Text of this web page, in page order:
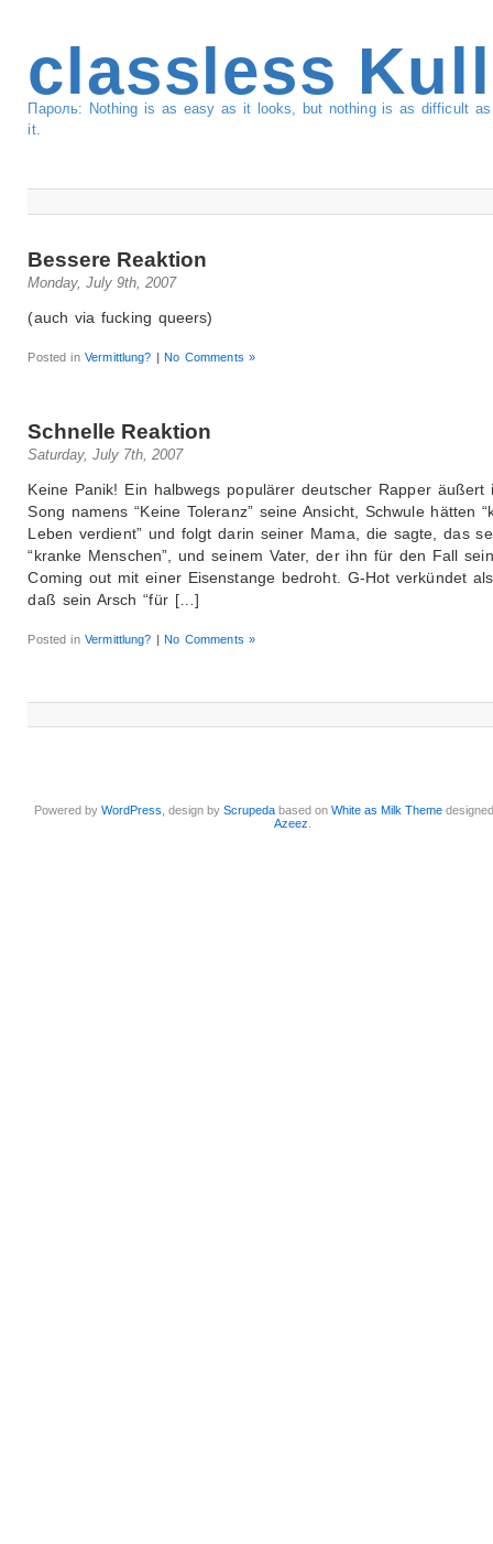
classless
Пароль: Nothing is as easy as it looks, but nothing is as difficult
it.
Bessere Reaktion
Monday, July 9th, 2007
(auch via fucking queers)
Posted inVermittlung? | No Comments »
Schnelle Reaktion
Saturday, July 7th, 2007
Keine Panik! Ein halbwegs populärer deutscher Rapper äußert
Song namens “Keine Toleranz” seine Ansicht, Schwule hätten
Leben verdient” und folgt darin seiner Mama, die sagte, das
“kranke Menschen”, und seinem Vater, der ihn für den Fall
Coming out mit einer Eisenstange bedroht. G-Hot verkündet
daß sein Arsch “für […]
Posted inVermittlung? | No Comments »
Powered byWordPress , design byScrupeda based onWhite as Milk Theme
Azeez